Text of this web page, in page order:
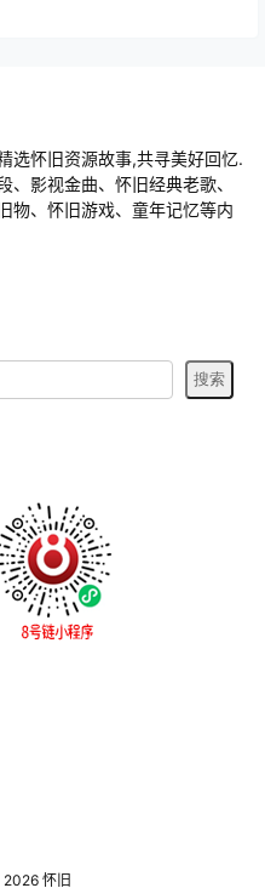
选怀旧资源故事,共寻美好回忆.
影视金曲、怀旧经典老歌、
物、怀旧游戏、童年记忆等内
怀旧